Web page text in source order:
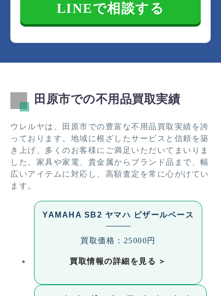
LINEで相談する
田原市での不用品買取実績
ウレルヤは、田原市での豊富な不用品買取実績を誇
っております。地域に根ざしたサービスと信頼を築
き上げ、多くのお客様にご満足いただいてまいりま
した。家具や家電、貴金属からブランド品まで、幅
広いアイテムに対応し、高額査定を常に心がけてい
ます。
YAMAHA SB2 ヤマハ ビザールベース
買取価格：25000円
買取情報の詳細を見る